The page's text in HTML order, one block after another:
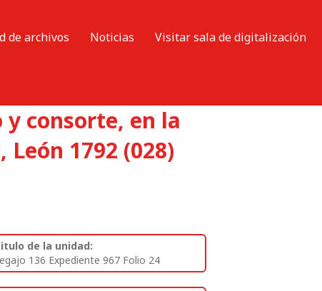
de archivos Noticias
Visitar sala de digitalización
consorte, en la
1792 (028)
de la unidad:
136 Expediente 967 Folio 24